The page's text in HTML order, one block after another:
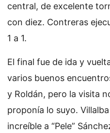
central, de excelente
con diez. Contreras
1 a 1.
El final fue de ida y
varios buenos
y Roldán, pero la visita
proponía lo suyo.
increíble a “Pele”